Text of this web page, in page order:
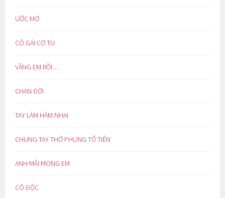
ƯỚC MƠ
CÔ GÁI CƠ TU
VẮNG EM RỒI…
CHÁN ĐỜI
TAY LÀM HÀM NHAI
CHUNG TAY THỜ PHỤNG TỔ TIÊN
ANH MÃI MONG EM
CÔ ĐỘC